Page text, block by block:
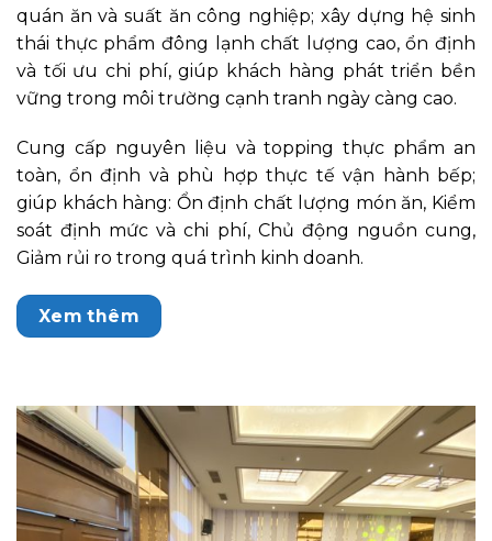
quán ăn và suất ăn công nghiệp; xây dựng hệ sinh
thái thực phẩm đông lạnh chất lượng cao, ổn định
và tối ưu chi phí, giúp khách hàng phát triển bền
vững trong môi trường cạnh tranh ngày càng cao.
Cung cấp nguyên liệu và topping thực phẩm an
toàn, ổn định và phù hợp thực tế vận hành bếp;
giúp khách hàng: Ổn định chất lượng món ăn, Kiểm
soát định mức và chi phí, Chủ động nguồn cung,
Giảm rủi ro trong quá trình kinh doanh.
Xem thêm